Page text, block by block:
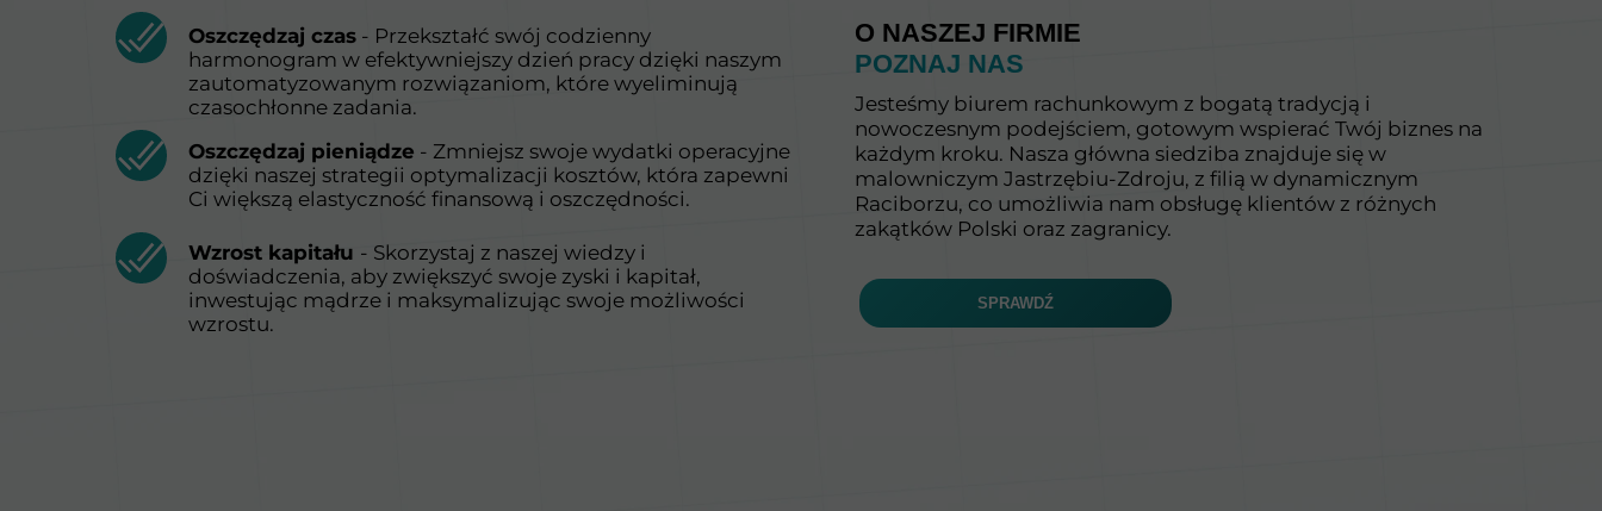
SPRAWDŹ
Wzrost kapitału - Skorzystaj z naszej wiedzy i
doświadczenia, aby zwiększyć swoje zyski i kapitał,
inwestując mądrze i maksymalizując swoje możliwości
wzrostu.
Oszczędzaj pieniądze - Zmniejsz swoje wydatki operacyjne
dzięki naszej strategii optymalizacji kosztów, która zapewni
Ci większą elastyczność finansową i oszczędności.
Oszczędzaj czas - Przekształć swój codzienny
harmonogram w efektywniejszy dzień pracy dzięki naszym
zautomatyzowanym rozwiązaniom, które wyeliminują
czasochłonne zadania.
Jesteśmy biurem rachunkowym z bogatą tradycją i
nowoczesnym podejściem, gotowym wspierać Twój biznes na
każdym kroku. Nasza główna siedziba znajduje się w
malowniczym Jastrzębiu-Zdroju, z filią w dynamicznym
Raciborzu, co umożliwia nam obsługę klientów z różnych
zakątków Polski oraz zagranicy.
POZNAJ NAS
O NASZEJ FIRMIE